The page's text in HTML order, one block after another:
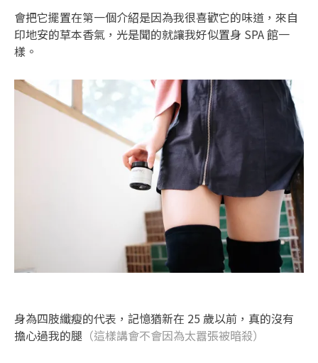
會把它擺置在第一個介紹是因為我很喜歡它的味道，來自
印地安的草本香氣，光是聞的就讓我好似置身 SPA 館一
樣。
身為四肢纖瘦的代表，記憶猶新在 25 歲以前，真的沒有
擔心過我的腿 （這樣講會不會因為太囂張被暗殺）